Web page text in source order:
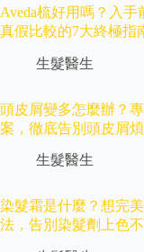
Aveda梳好用嗎？入
真假比較的7大終極指
生髮醫生
頭皮屑變多怎麼辦？
案，徹底告別頭皮屑
生髮醫生
染髮霜是什麼？想完
法，告別染髮劑上色